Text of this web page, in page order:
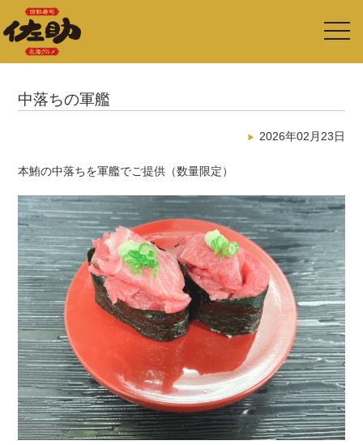
中落ちの軍艦
2026年02月23日
本鮪の中落ちを軍艦でご提供（数量限定）